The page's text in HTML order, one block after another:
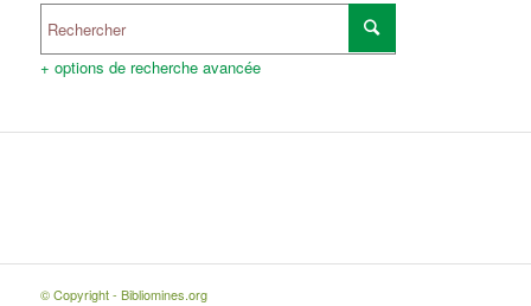
+ options de recherche avancée
© Copyright - Bibliomines.org